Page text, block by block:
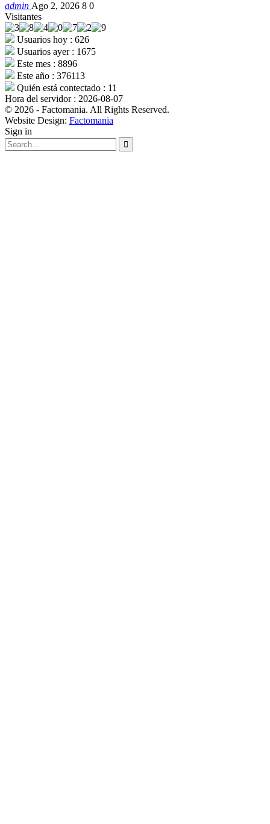
admin Ago 2, 2026 8 0
Visitantes
Usuarios hoy : 626
Usuarios ayer : 1675
Este mes : 8896
Este año : 376113
Quién está contectado : 11
Hora del servidor : 2026-08-07
© 2026 - Factomania. All Rights Reserved.
Website Design: Factomania
Sign in